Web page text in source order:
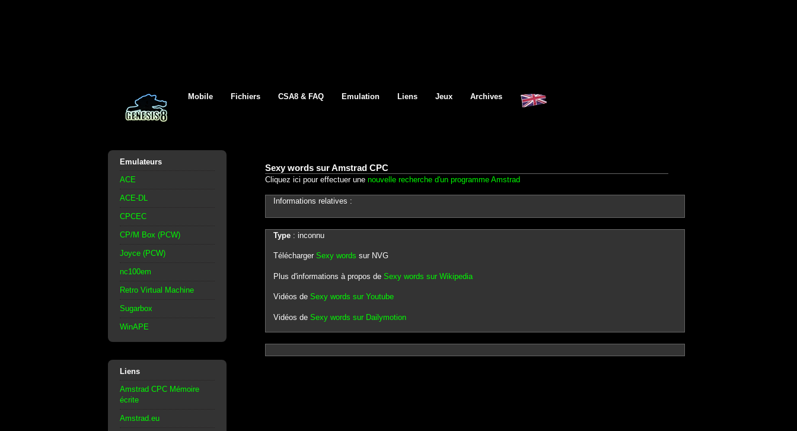
Mobile Fichiers CSA8 & FAQ Emulation Liens Jeux Archives
Emulateurs
ACE
ACE-DL
CPCEC
CP/M Box (PCW)
Joyce (PCW)
nc100em
Retro Virtual Machine
Sugarbox
WinAPE
Liens
Amstrad CPC Mémoire
écrite
Amstrad.eu
Sexy words sur Amstrad CPC
Cliquez ici pour effectuer une nouvelle recherche d'un programme Amstrad
Informations relatives :
Type: inconnu
Télécharger Sexy words sur NVG
Plus d'informations à propos de Sexy words sur Wikipedia
Vidéos de Sexy words sur Youtube
Vidéos de Sexy words sur Dailymotion